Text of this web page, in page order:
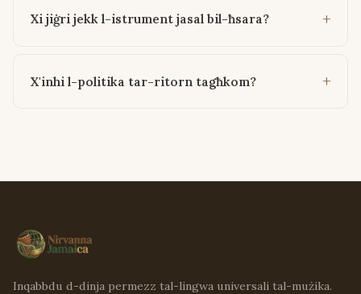
Xi jiġri jekk l-istrument jasal bil-ħsara?
X'inhi l-politika tar-ritorn tagħkom?
Inqabbdu d-dinja permezz tal-lingwa universali tal-mużika.